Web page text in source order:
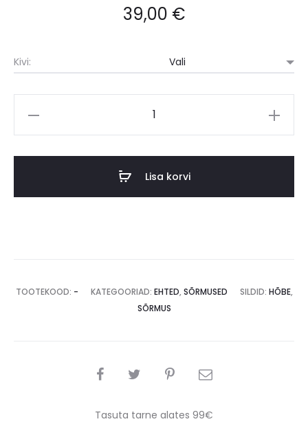
39,00 €
Kivi:
Lisa korvi
TOOTEKOOD: - KATEGOORIAD: EHTED, SÕRMUSED SILDID: HÕBE,
SÕRMUS
SHARE
Tasuta tarne alates 99€